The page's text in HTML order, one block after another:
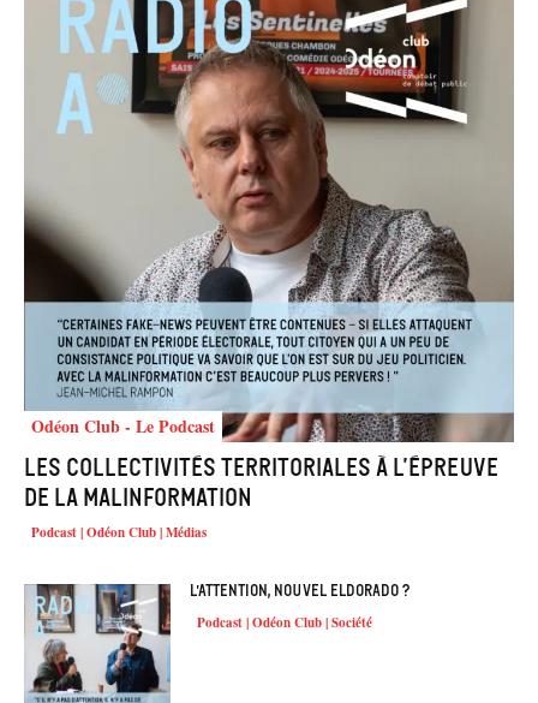
Odéon Club - Le Podcast
Les collectivités territoriales à l’épreuve
de la malinformation
Podcast | Odéon Club | Médias
L’attention, nouvel eldorado ?
Podcast | Odéon Club | Société